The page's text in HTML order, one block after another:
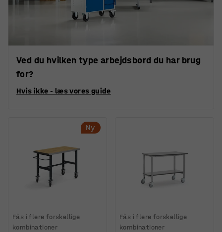
Ved du hvilken type arbejdsbord du har brug
for?
Hvis ikke - læs vores guide
Ny
Fås i flere forskellige
kombinationer
Fås i flere forskellige
kombinationer